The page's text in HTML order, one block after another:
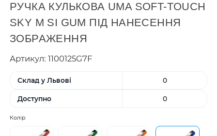
РУЧКА КУЛЬКОВА UMA SOFT-TOUCH
SKY M SI GUM ПІД НАНЕСЕННЯ
ЗОБРАЖЕННЯ
Артикул: 1100125G7F
Склад у Львові 0
Доступно 0
Колір